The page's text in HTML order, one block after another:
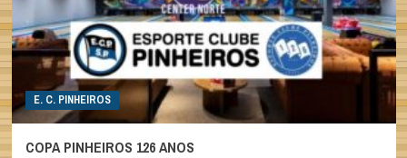
E. C. PINHEIROS
COPA PINHEIROS 126 ANOS